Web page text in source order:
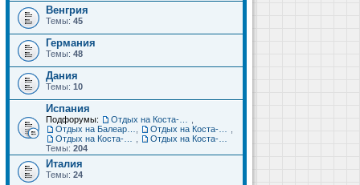
Венгрия
Темы: 45
Германия
Темы: 48
Дания
Темы: 10
Испания
Подфорумы:
Темы: 204
Италия
Темы: 24